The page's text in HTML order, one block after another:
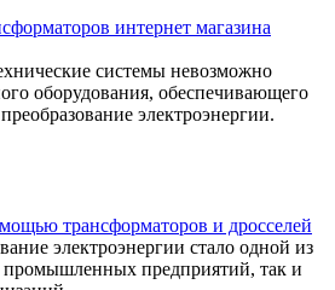
интернет магазина
системы невозможно
оборудования, обеспечивающего
электроэнергии.
трансформаторов и дросселей
электроэнергии стало одной из
промышленных предприятий, так и